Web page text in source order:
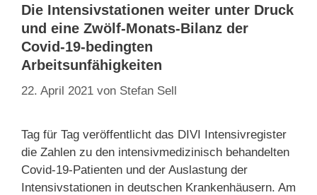
Die Intensivstationen weiter unter Druck
und eine Zwölf-Monats-Bilanz der
Covid-19-bedingten
Arbeitsunfähigkeiten
22. April 2021 von Stefan Sell
Tag für Tag veröffentlicht das DIVI Intensivregister
die Zahlen zu den intensivmedizinisch behandelten
Covid-19-Patienten und der Auslastung der
Intensivstationen in deutschen Krankenhäusern. Am